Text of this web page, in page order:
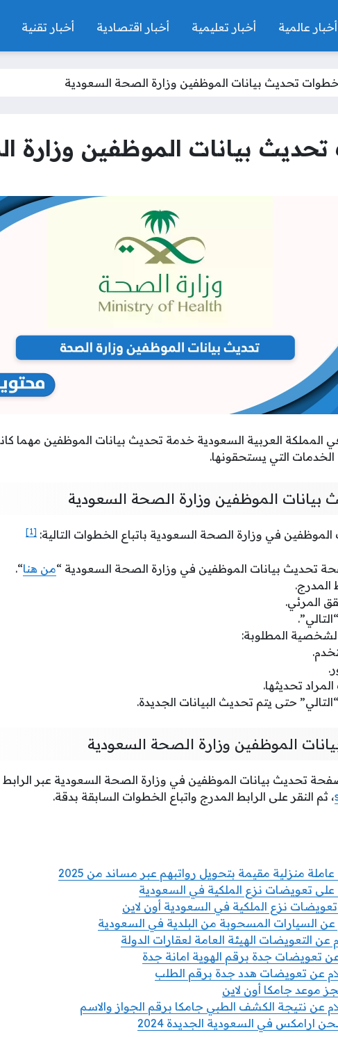
أخبار عالمية أخبار تعليمية أخبار اقتصادية أخبار تقنية
تحديث بيانات الموظفين وزارة الصحة السعودية
بيانات الموظفين وزارة
المملكة العربية السعودية خدمة تحديث بيانات الموظفين مهما
التي يستحقونها.
الموظفين وزارة الصحة السعودية
في وزارة الصحة السعودية باتباع الخطوات التالية: [1]
تحديث بيانات الموظفين في وزارة الصحة السعودية “من هنا“.
المدرج.
المرئي.
الشخصية المطلوبة:
تحديثها.
حتى يتم تحديث البيانات الجديدة.
الموظفين وزارة الصحة السعودية
تحديث بيانات الموظفين في وزارة الصحة السعودية عبر الرابط
، ثم النقر على الرابط المدرج واتباع الخطوات السابقة بدقة.
على تعويضات نزع الملكية في السعودية
نزع الملكية في السعودية أون لاين
عن السيارات المسحوبة من البلدية في السعودية
عن التعويضات الهيئة العامة لعقارات الدولة
عن تعويضات جدة برقم الهوية امانة جدة
عن تعويضات هدد جدة برقم الطلب
موعد جامكا أون لاين
عن نتيجة الكشف الطبي جامكا برقم الجواز والاسم
ارامكس في السعودية الجديدة 2024